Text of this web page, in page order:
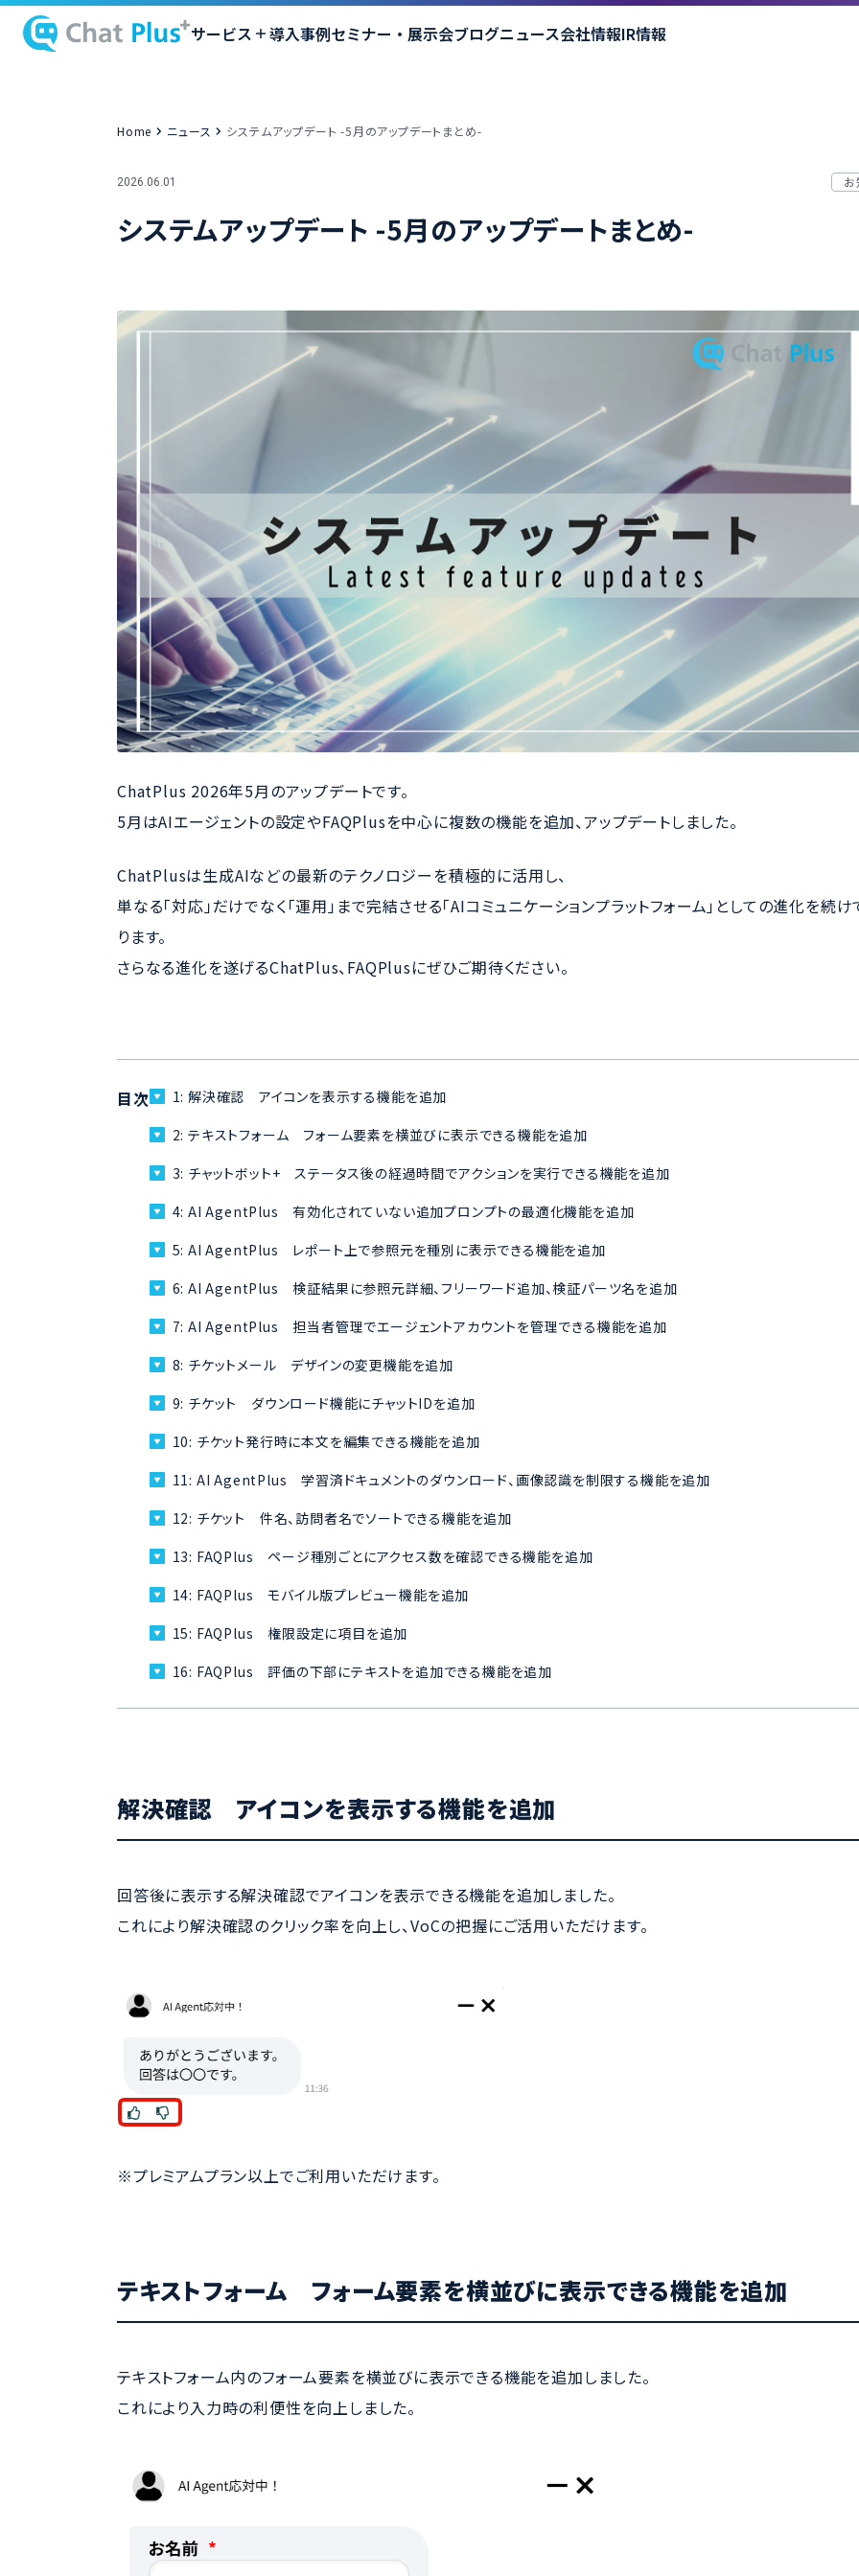
サービス 導入事例セミナー・展示会ブログニュース会社情報IR情報
Home ニュース システムアップデート -5月のアップデートまとめ-
2026.06.01 お
システムアップデート -5月のアップデートまとめ-
ChatPlus 2026年5月のアップデートです。
5月はAIエージェントの設定やFAQPlusを中心に複数の機能を追加、アップデートしました。
ChatPlusは生成AIなどの最新のテクノロジーを積極的に活用し、
単なる「対応」だけでなく「運用」まで完結させる「AIコミュニケーションプラットフォーム」としての進化を続
ります。
さらなる進化を遂げるChatPlus、FAQPlusにぜひご期待ください。
目次 1:解決確認 アイコンを表示する機能を追加
2:テキストフォーム フォーム要素を横並びに表示できる機能を追加
3: チャットボット+ ステータス後の経過時間でアクションを実行できる機能を追加
4:AI AgentPlus 有効化されていない追加プロンプトの最適化機能を追加
5:AI AgentPlus レポート上で参照元を種別に表示できる機能を追加
6:AI AgentPlus 検証結果に参照元詳細、フリーワード追加、検証パーツ名を追加
7:AI AgentPlus 担当者管理でエージェントアカウントを管理できる機能を追加
8: チケットメール デザインの変更機能を追加
9: チケット ダウンロード機能にチャットIDを追加
10: チケット発行時に本文を編集できる機能を追加
11: AI AgentPlus 学習済ドキュメントのダウンロード、画像認識を制限する機能を追加
12: チケット 件名、訪問者名でソートできる機能を追加
13: FAQPlus ページ種別ごとにアクセス数を確認できる機能を追加
14: FAQPlus モバイル版プレビュー機能を追加
15: FAQPlus 権限設定に項目を追加
16: FAQPlus 評価の下部にテキストを追加できる機能を追加
解決確認 アイコンを表示する機能を追加
回答後に表示する解決確認でアイコンを表示できる機能を追加しました。
これにより解決確認のクリック率を向上し、VoCの把握にご活用いただけます。
※プレミアムプラン以上でご利用いただけます。
テキストフォーム フォーム要素を横並びに表示できる機能を追加
テキストフォーム内のフォーム要素を横並びに表示できる機能を追加しました。
これにより入力時の利便性を向上しました。